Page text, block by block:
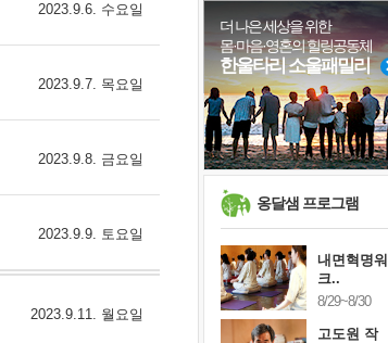
2023.9.6. 수요일
2023.9.7. 목요일
2023.9.8. 금요일
2023.9.9. 토요일
2023.9.11. 월요일
아픈 아버지를 위한 공간 설계
보고 싶은 어머니
유년 시절의 부산 영도 바다
못된 꼰대들
만병의 근원이 사라진다
너무 황홀한 꽃들이여!
희망이란
'모른다'는 것
#건강
#다짐
#선택
#아이들
#유튜브
#면역력
#삶
#극복
#희망
#명상
#힐링
#나눔
#계획 #독서
더 나은 세상을 위한
몸·마음·영혼의 힐링공동체
한울타리 소울패밀리
옹달샘 프로그램
스..
내면혁명워
크..
8/29~8/30
고도원 작